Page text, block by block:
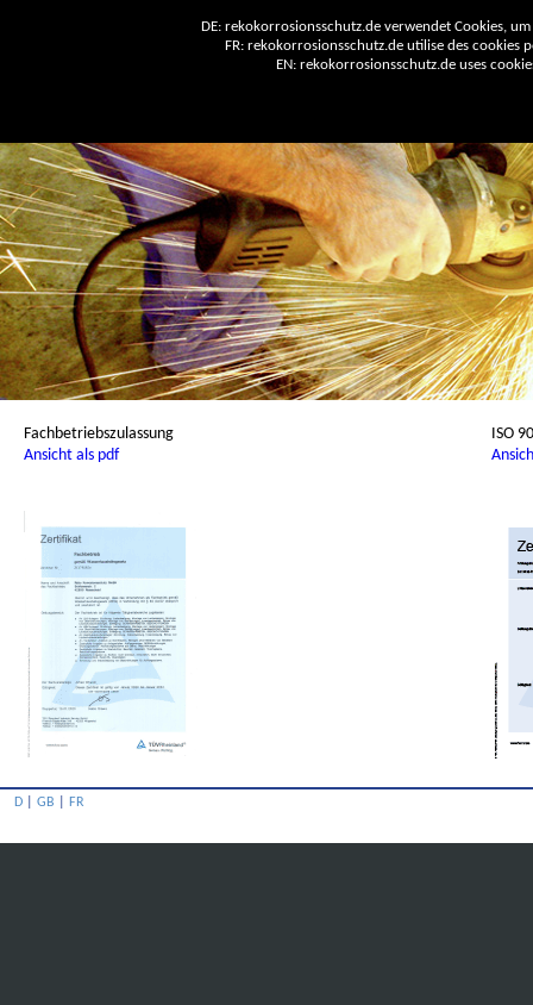
Fachbetriebszulassung
Ansicht als pdf
ISO
D GB FR
DE: rekokorrosionsschutz.de verwendet Cookies,
FR: rekokorrosionsschutz.de utilise des cookies
EN: rekokorrosionsschutz.de uses